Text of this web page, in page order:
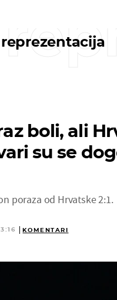
boli, ali
su se
poraza od Hrvatske 2:1.
KOMENTARI